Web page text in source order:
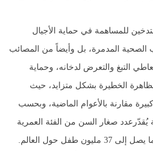
للمساهمة في حماية الأجيال
الصحية المدمرة، بل وأيضاً من المصائب
التبغ والتعرض لدخانه، وحماية
الظاهرة الخطيرة بشكل متزايد، حيث
مقارنة بالأعوام الماضية، وبحسب
يُقدّرعدد صغار السن من الفئة العمرية